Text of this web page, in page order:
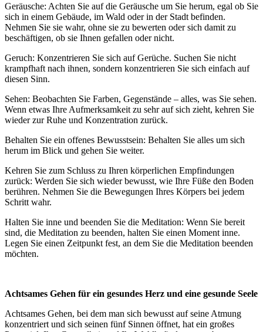
Geräusche: Achten Sie auf die Geräusche um Sie herum, egal ob Sie
sich in einem Gebäude, im Wald oder in der Stadt befinden.
Nehmen Sie sie wahr, ohne sie zu bewerten oder sich damit zu
beschäftigen, ob sie Ihnen gefallen oder nicht.
Geruch: Konzentrieren Sie sich auf Gerüche. Suchen Sie nicht
krampfhaft nach ihnen, sondern konzentrieren Sie sich einfach auf
diesen Sinn.
Sehen: Beobachten Sie Farben, Gegenstände – alles, was Sie sehen.
Wenn etwas Ihre Aufmerksamkeit zu sehr auf sich zieht, kehren Sie
wieder zur Ruhe und Konzentration zurück.
Behalten Sie ein offenes Bewusstsein: Behalten Sie alles um sich
herum im Blick und gehen Sie weiter.
Kehren Sie zum Schluss zu Ihren körperlichen Empfindungen
zurück: Werden Sie sich wieder bewusst, wie Ihre Füße den Boden
berühren. Nehmen Sie die Bewegungen Ihres Körpers bei jedem
Schritt wahr.
Halten Sie inne und beenden Sie die Meditation: Wenn Sie bereit
sind, die Meditation zu beenden, halten Sie einen Moment inne.
Legen Sie einen Zeitpunkt fest, an dem Sie die Meditation beenden
möchten.
Achtsames Gehen für ein gesundes Herz und eine gesunde Seele
Achtsames Gehen, bei dem man sich bewusst auf seine Atmung
konzentriert und sich seinen fünf Sinnen öffnet, hat ein großes